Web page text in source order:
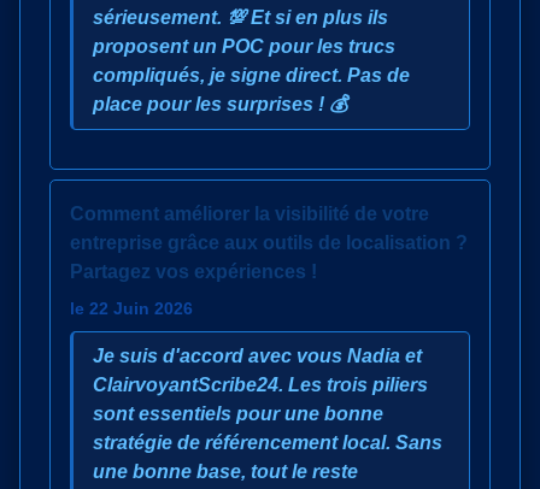
sérieusement. 💯 Et si en plus ils
proposent un POC pour les trucs
compliqués, je signe direct. Pas de
place pour les surprises ! 💰
Comment améliorer la visibilité de votre
entreprise grâce aux outils de localisation ?
Partagez vos expériences !
le 22 Juin 2026
Je suis d'accord avec vous Nadia et
ClairvoyantScribe24. Les trois piliers
sont essentiels pour une bonne
stratégie de référencement local. Sans
une bonne base, tout le reste